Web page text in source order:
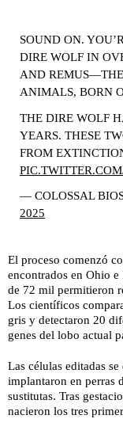
SOUND ON.
DIRE WOLF IN
AND REMUS—THE
ANIMALS, BORN
THE DIRE WOLF
YEARS. THESE
FROM
— COLOSSAL
2025
El proceso comenzó
encontrados en Ohio
de 72 mil permitieron
Los científicos
gris y detectaron 20
genes del lobo actual
Las células editadas
implantaron en perras
sustitutas. Tras
nacieron los tres